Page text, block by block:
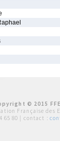
© 2015
Française des
65 80 | contact :